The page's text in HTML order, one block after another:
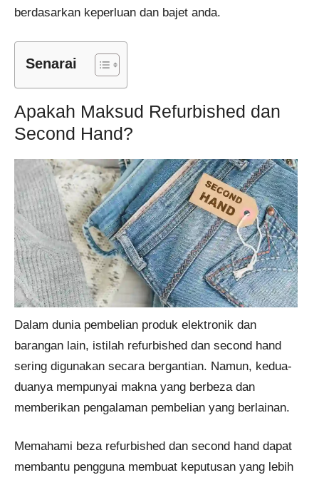
berdasarkan keperluan dan bajet anda.
Senarai
Apakah Maksud Refurbished dan
Second Hand?
Dalam dunia pembelian produk elektronik dan
barangan lain, istilah refurbished dan second hand
sering digunakan secara bergantian. Namun, kedua-
duanya mempunyai makna yang berbeza dan
memberikan pengalaman pembelian yang berlainan.
Memahami beza refurbished dan second hand dapat
membantu pengguna membuat keputusan yang lebih